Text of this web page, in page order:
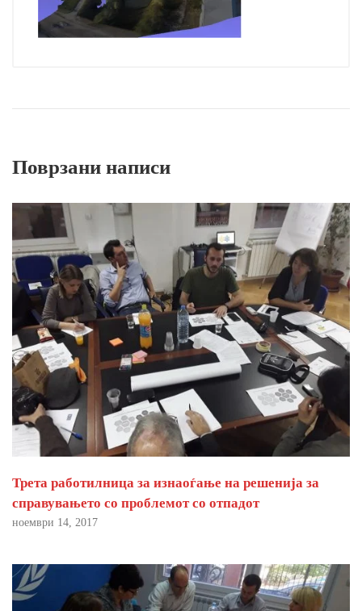
Поврзани написи
Трета работилница за изнаоѓање на решенија за
справувањето со проблемот со отпадот
ноември 14, 2017